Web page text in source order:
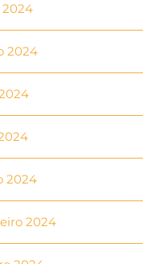
2024
2024
2024